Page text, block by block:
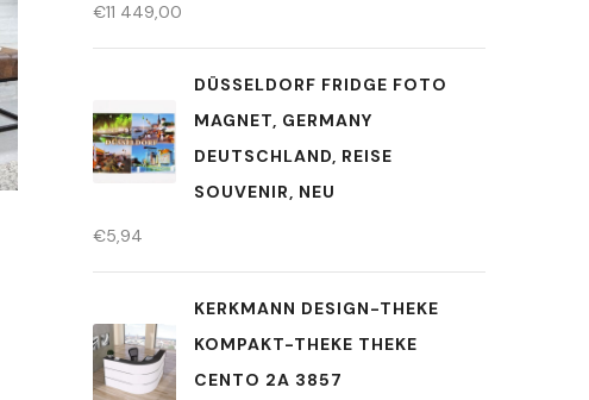
€11 449,00
DÜSSELDORF FRIDGE FOTO
MAGNET, GERMANY
DEUTSCHLAND, REISE
SOUVENIR, NEU
€5,94
KERKMANN DESIGN-THEKE
KOMPAKT-THEKE THEKE
CENTO 2A 3857